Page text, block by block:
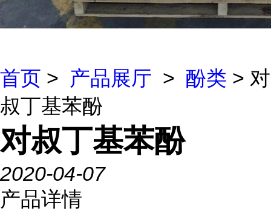
首页 > 产品展厅 > 酚类 > 对
叔丁基苯酚
对叔丁基苯酚
2020-04-07
产品详情